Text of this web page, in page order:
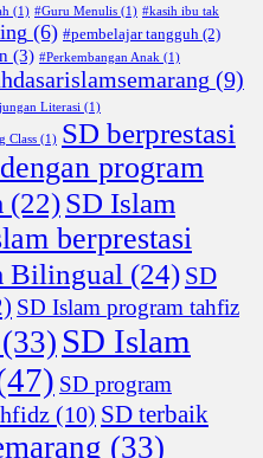
(1) #Guru Menulis (1) #kasih ibu tak
(6) #pembelajar tangguh (2)
(3) #Perkembangan Anak (1)
(9)
Literasi (1)
Class (1) SD berprestasi
program
(22)SD Islam
berprestasi
Bilingual (24) SD
SD Islam program tahfiz
(33) SD Islam
SD program
(10) SD terbaik
(33)